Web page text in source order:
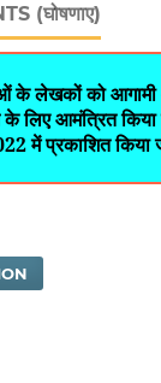
(घोषणाए)
के लेखकों को आगामी
लिए आमंत्रित
में प्रकाशित किया